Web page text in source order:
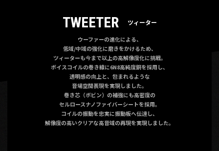
TWEETER ツィーター
ウーファーの進化による、
低域/中域の強化に磨きをかけるため、
ツィーターも今まで以上の高解像度化に挑戦。
ボイスコイルの巻き線に6N8高純度銅を採用し、
透明感の向上と、 包まれるような
音場空間表現を実現しました。
巻き芯（ボビン）の補強にも高密度の
セルロースナノファイバーシートを採用。
コイルの振動を忠実に振動板へ伝達し、
解像度の高いクリアな高音域の再現を実現しました。